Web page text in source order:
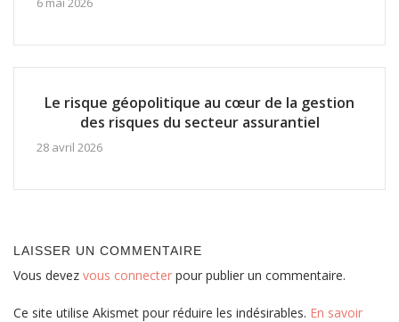
Le risque géopolitique au cœur de la gestion
des risques du secteur assurantiel
28 avril 2026
LAISSER UN COMMENTAIRE
Vous devez vous connecter pour publier un commentaire.
Ce site utilise Akismet pour réduire les indésirables. En savoir